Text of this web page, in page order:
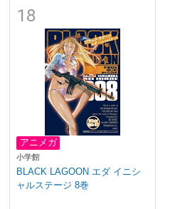
18
アニメガ
小学館
BLACK LAGOON エダ イニシ
ャルステージ 8巻